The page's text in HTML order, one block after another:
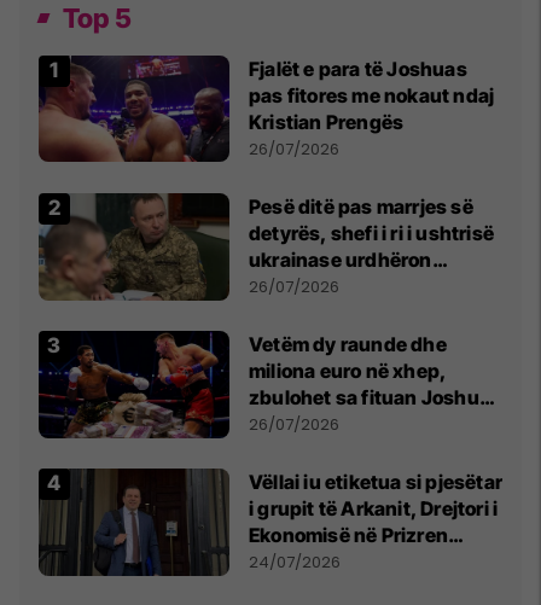
Top 5
Fjalët e para të Joshuas
pas fitores me nokaut ndaj
Kristian Prengës
26/07/2026
Pesë ditë pas marrjes së
detyrës, shefi i ri i ushtrisë
ukrainase urdhëron
kontroll të madh
26/07/2026
Vetëm dy raunde dhe
miliona euro në xhep,
zbulohet sa fituan Joshua
e Prenga
26/07/2026
Vëllai iu etiketua si pjesëtar
i grupit të Arkanit, Drejtori i
Ekonomisë në Prizren
mohon pretendimet
24/07/2026